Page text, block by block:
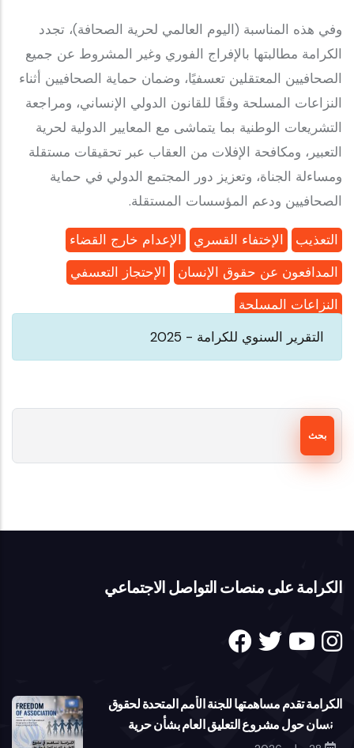
وفي هذه المناسبة (اليوم العالمي لحرية الصحافة)، تجدد
الكرامة مطالبتها بالإفراج الفوري وغير المشروط عن جميع
الصحافيين المعتقلين تعسفيًا، وضمان حماية الصحافيين أثناء
النزاعات المسلحة وفقًا للقانون الدولي الإنساني، ومراجعة
التشريعات الوطنية بما يتماشى مع المعايير الدولية لحرية
التعبير، ومكافحة الإفلات من العقاب عبر تحقيقات مستقلة
ومساءلة الجناة، وتعزيز دور المجتمع الدولي في حماية
الصحافيين ودعم المؤسسات المستقلة.
الإعدام خارج القضاء الإختفاء القسري
التعذيب
الإحتجاز التعسفي
المدافعون عن حقوق الإنسان
النزاعات المسلحة
التقرير السنوي للكرامة - 2025
الكرامة على منصات التواصل الاجتماعي
الكرامة تقدم مساهمتها للجنة الأمم المتحدة لحقوق
الإنسان حول مشروع التعليق العام بشأن حرية